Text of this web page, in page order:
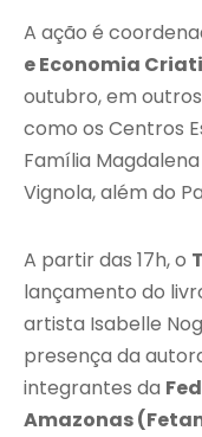
A ação é
e Economia
outubro, em
como os Centros
Família
Vignola, além do
A partir das 17h, o
lançamento do
artista Isabelle
presença da
integrantes da
Amazonas